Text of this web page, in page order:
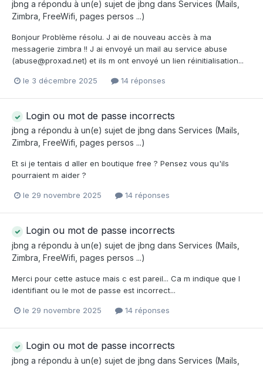
jbng a répondu à un(e) sujet de jbng dans Services (Mails,
Zimbra, FreeWifi, pages persos ...)
Bonjour Problème résolu. J ai de nouveau accès à ma
messagerie zimbra !! J ai envoyé un mail au service abuse
(abuse@proxad.net) et ils m ont envoyé un lien réinitialisation...
le 3 décembre 2025 14 réponses
Login ou mot de passe incorrects
jbng a répondu à un(e) sujet de jbng dans Services (Mails,
Zimbra, FreeWifi, pages persos ...)
Et si je tentais d aller en boutique free ? Pensez vous qu'ils
pourraient m aider ?
le 29 novembre 2025 14 réponses
Login ou mot de passe incorrects
jbng a répondu à un(e) sujet de jbng dans Services (Mails,
Zimbra, FreeWifi, pages persos ...)
Merci pour cette astuce mais c est pareil... Ca m indique que l
identifiant ou le mot de passe est incorrect...
le 29 novembre 2025 14 réponses
Login ou mot de passe incorrects
jbng a répondu à un(e) sujet de jbng dans Services (Mails,